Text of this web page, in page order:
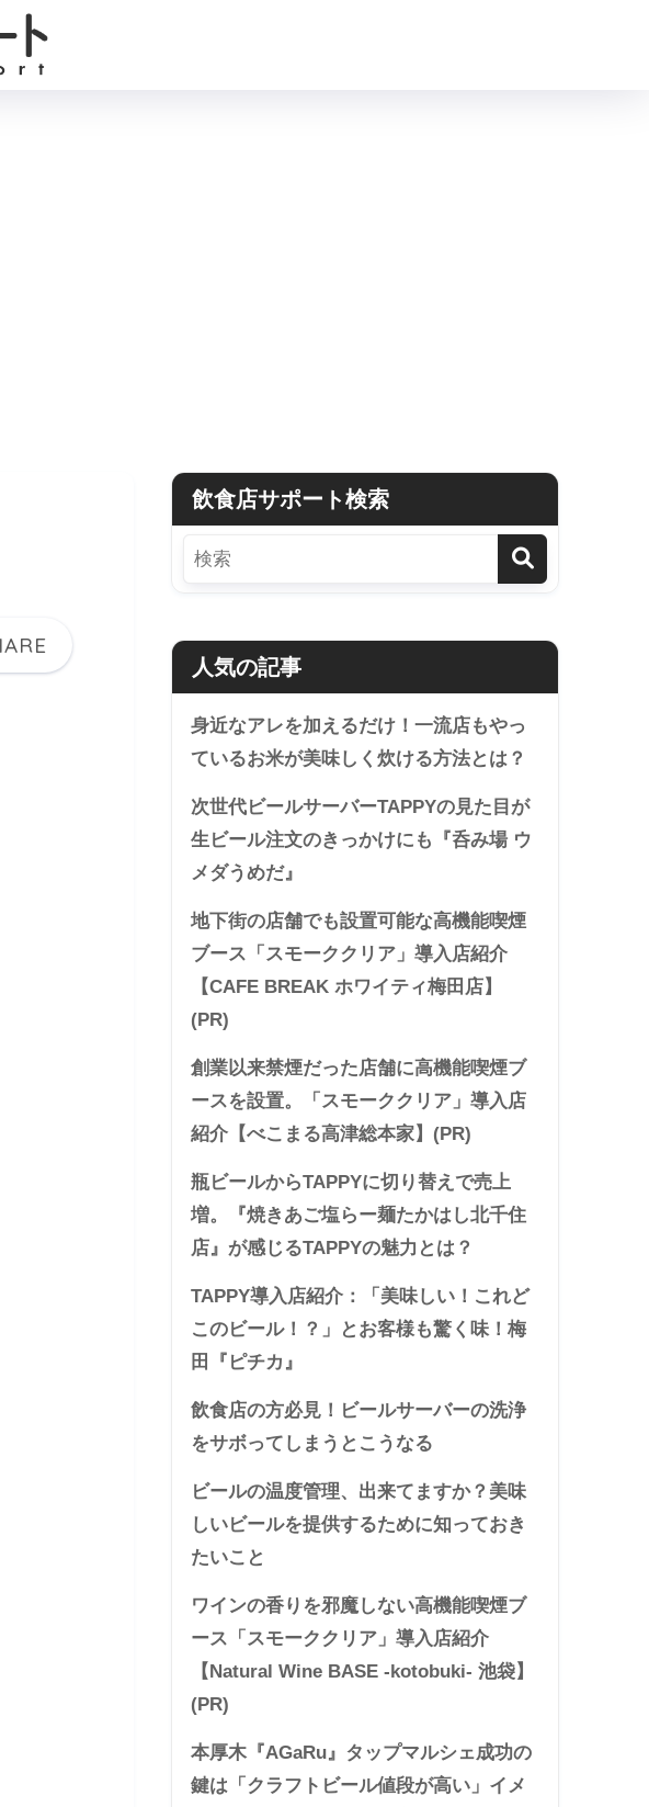
飲食店サポート検索
人気の記事
身近なアレを加えるだけ！一流店もやっ
ているお米が美味しく炊ける方法とは？
次世代ビールサーバーTAPPYの見た目が
生ビール注文のきっかけにも『呑み場 ウ
メダうめだ』
地下街の店舗でも設置可能な高機能喫煙
ブース「スモーククリア」導入店紹介
【CAFE BREAK ホワイティ梅田店】
(PR)
創業以来禁煙だった店舗に高機能喫煙ブ
ースを設置。「スモーククリア」導入店
紹介【べこまる高津総本家】(PR)
瓶ビールからTAPPYに切り替えで売上
増。『焼きあご塩らー麺たかはし北千住
店』が感じるTAPPYの魅力とは？
TAPPY導入店紹介：「美味しい！これど
このビール！？」とお客様も驚く味！梅
田『ピチカ』
飲食店の方必見！ビールサーバーの洗浄
をサボってしまうとこうなる
ビールの温度管理、出来てますか？美味
しいビールを提供するために知っておき
たいこと
ワインの香りを邪魔しない高機能喫煙ブ
ース「スモーククリア」導入店紹介
【Natural Wine BASE -kotobuki- 池袋】
(PR)
本厚木『AGaRu』タップマルシェ成功の
鍵は「クラフトビール値段が高い」イメ